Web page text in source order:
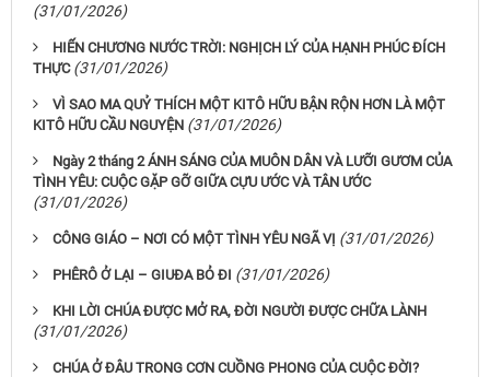
(31/01/2026)
HIẾN CHƯƠNG NƯỚC TRỜI: NGHỊCH LÝ CỦA HẠNH PHÚC ĐÍCH
THỰC (31/01/2026)
VÌ SAO MA QUỶ THÍCH MỘT KITÔ HỮU BẬN RỘN HƠN LÀ MỘT
KITÔ HỮU CẦU NGUYỆN (31/01/2026)
Ngày 2 tháng 2 ÁNH SÁNG CỦA MUÔN DÂN VÀ LƯỠI GƯƠM CỦA
TÌNH YÊU: CUỘC GẶP GỠ GIỮA CỰU ƯỚC VÀ TÂN ƯỚC
(31/01/2026)
CÔNG GIÁO – NƠI CÓ MỘT TÌNH YÊU NGÃ VỊ (31/01/2026)
PHÊRÔ Ở LẠI – GIUĐA BỎ ĐI (31/01/2026)
KHI LỜI CHÚA ĐƯỢC MỞ RA, ĐỜI NGƯỜI ĐƯỢC CHỮA LÀNH
(31/01/2026)
CHÚA Ở ĐÂU TRONG CƠN CUỒNG PHONG CỦA CUỘC ĐỜI?